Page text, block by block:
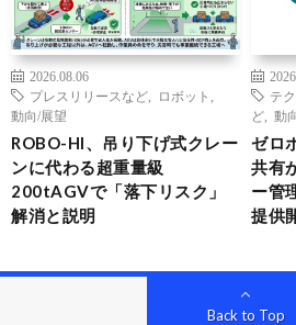
2026.08.06
プレスリリースなど
ロボット
動向/展望
ROBO-HI、吊り下げ式クレー
ンに代わる超重量級
200tAGVで「落下リスク」
解消と説明
テ
ど
動
ゼロ
共有
ー管
提供
Back to Top